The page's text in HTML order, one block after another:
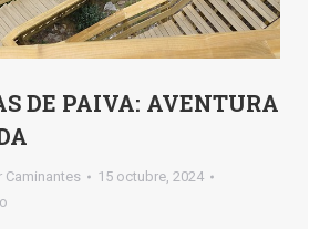
DE PAIVA: AVENTURA
Caminantes
15 octubre, 2024